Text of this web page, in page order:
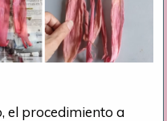
el procedimiento a